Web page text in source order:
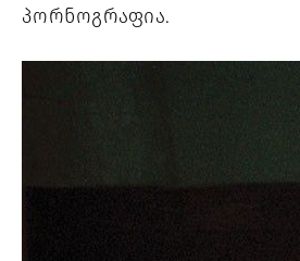
პორნოგრაფია.